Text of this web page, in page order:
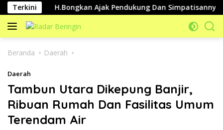
Langsung
ke
konten
TerkiniH.Bongkan Ajak Pendukung Dan Simpatisannya Jaga
Beranda Daerah
Daerah
Tambun Utara Dikepung Banjir,
Ribuan Rumah Dan Fasilitas Umum
Terendam Air